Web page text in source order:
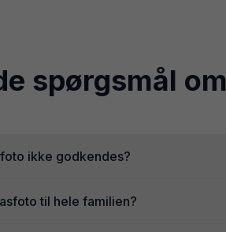
spørgsmål
ikke godkendes?
til hele familien?